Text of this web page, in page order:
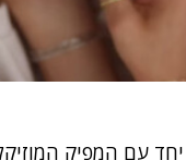
עם המפיק